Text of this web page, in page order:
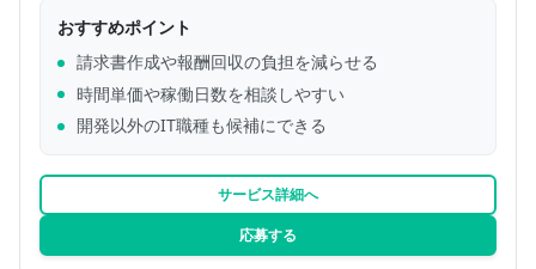
おすすめポイント
請求書作成や報酬回収の負担を減らせる
時間単価や稼働日数を相談しやすい
開発以外のIT職種も候補にできる
サービス詳細へ
応募する